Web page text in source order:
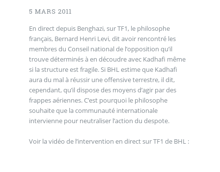
5 MARS 2011
En direct depuis Benghazi, sur TF1, le philosophe
français, Bernard Henri Levi, dit avoir rencontré les
membres du Conseil national de l’opposition qu’il
trouve déterminés à en découdre avec Kadhafi même
si la structure est fragile. Si BHL estime que Kadhafi
aura du mal à réussir une offensive terrestre, il dit,
cependant, qu’il dispose des moyens d’agir par des
frappes aériennes. C’est pourquoi le philosophe
souhaite que la communauté internationale
intervienne pour neutraliser l’action du despote.
Voir la vidéo de l’intervention en direct sur TF1 de BHL :